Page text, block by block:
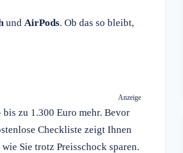
und AirPods. Ob das so bleibt,
Anzeige
zu 1.300 Euro mehr. Bevor
Checkliste zeigt Ihnen
Sie trotz Preisschock sparen.